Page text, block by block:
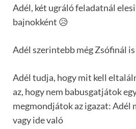
Adél, két ugráló feladatnál
bajnokként 😥
Adél szerintebb még Zsófinál
Adél tudja, hogy mit kell
az, hogy nem babusgatjátok
megmondjátok az igazat: Adél
vagy ide való